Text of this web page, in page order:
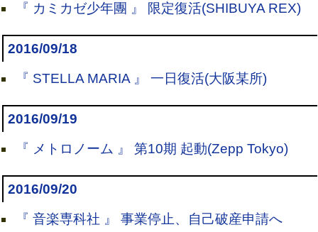
『 カミカゼ少年團 』 限定復活(SHIBUYA REX)
2016/09/18
『 STELLA MARIA 』 一日復活(大阪某所)
2016/09/19
『 メトロノーム 』 第10期 起動(Zepp Tokyo)
2016/09/20
『 音楽専科社 』 事業停止、自己破産申請へ